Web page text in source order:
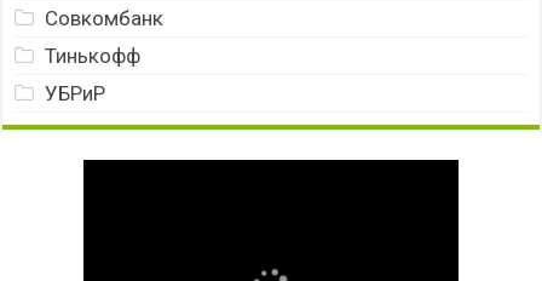
Совкомбанк
Тинькофф
УБРиР